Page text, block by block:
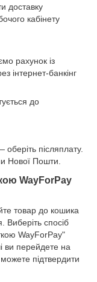
доставку
кабінету
рахунок із
інтернет-банкінг
до
післяплату.
Нової Пошти.
WayForPay
товар до кошика
спосіб
WayForPay"
ви перейдете на
підтвердити